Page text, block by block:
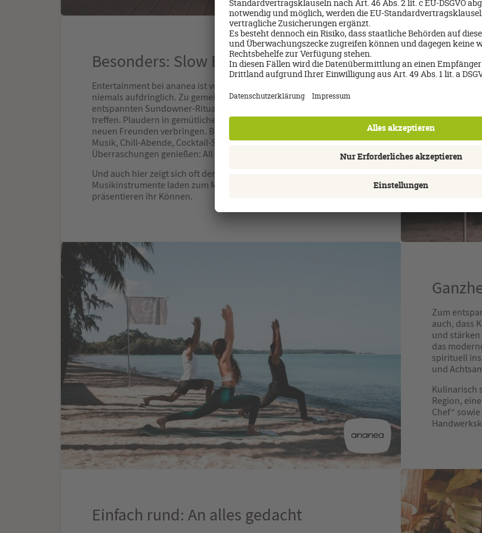
Besonders: Slow Entertainment
Entertainment bei ananea ist vor allem eins: immer zurückhaltend,
niemals aufdringlich. Zu gemeinsamen Aktivitäten am Morgen oder
entspannten Sundowner-Ritualen mit lokal inspirierten Cocktails
treffen. Plaudern in gemütlichen Chill-out-Räumen und Zeit mit
neuen Freunden verbringen. Barbecue, Leinwand-Kino, Live-
Musik, Chill-Abende, Cocktail-Stunden oder kleine Entertainment-
Überraschungen genießen: All das ist ananea!
Und auch hier zeigt sich oft der Charme des Standortes:
Musikinstrumente laden zum Musikmachen ein, und lokale Künstler
präsentieren ihr Können.
Zum
auch, dass
und
das
spirituell
und
Kulinarisch
Region,
Chef“
Einfach rund: An alles gedacht